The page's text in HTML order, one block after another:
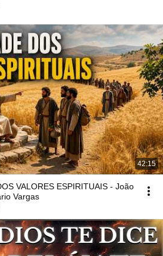
42:15
VALORES ESPIRITUAIS - João
Vargas